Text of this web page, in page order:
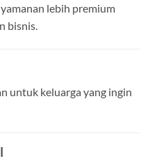
lebih premium
bisnis.
untuk keluarga yang ingin